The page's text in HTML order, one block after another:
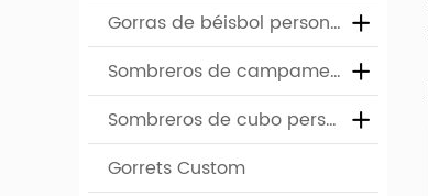
Gorras de béisbol personalizadas
Sombreros de campamento personalizados
Sombreros de cubo personalizados
Gorrets Custom